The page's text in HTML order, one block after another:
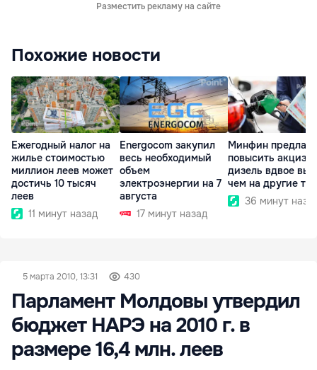
Разместить рекламу на сайте
Похожие новости
Ежегодный налог на
жилье стоимостью
миллион леев может
достичь 10 тысяч
леев
11 минут назад
Energocom закупил
весь необходимый
объем
электроэнергии на 7
августа
17 минут назад
Минфин
повысить акциз
дизель вдвое
чем на другие
36 минут
5 марта 2010, 13:31 430
Парламент Молдовы утвердил
бюджет НАРЭ на 2010 г. в
размере 16,4 млн. леев